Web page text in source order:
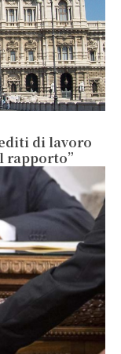
di lavoro
rapporto”